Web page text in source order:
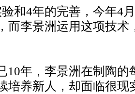
和4年的完善，今年4
而李景洲运用这项技
年，李景洲在制陶的
培养新人，却面临很